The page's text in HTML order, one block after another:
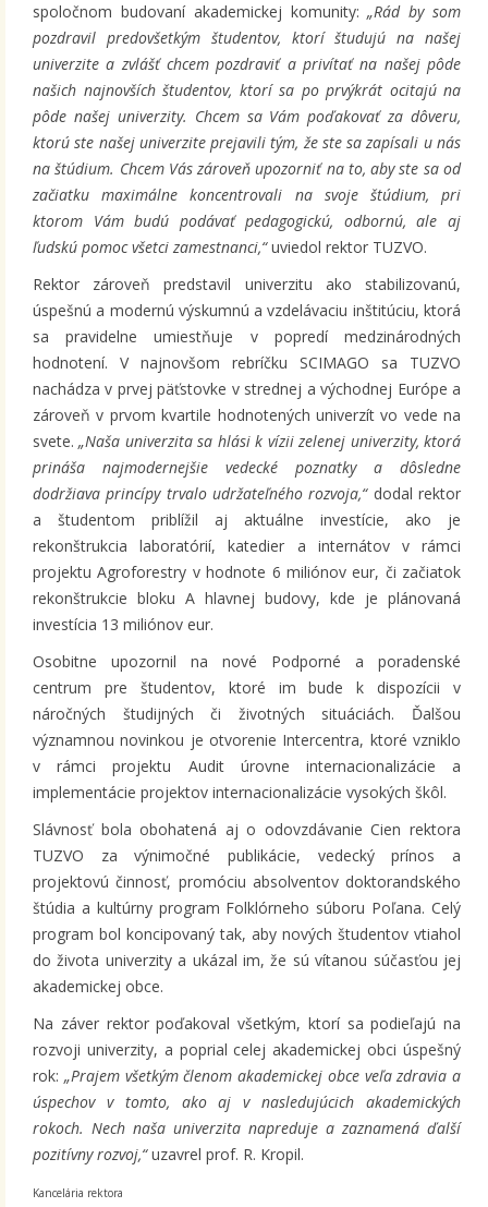
spoločnom budovaní akademickej komunity:„Rád by som
pozdravil predovšetkým študentov, ktorí študujú na našej
univerzite a zvlášť chcem pozdraviť a privítať na našej pôde
našich najnovších študentov, ktorí sa po prvýkrát ocitajú na
pôde našej univerzity. Chcem sa Vám poďakovať za dôveru,
ktorú ste našej univerzite prejavili tým, že ste sa zapísali u nás
na štúdium. Chcem Vás zároveň upozorniť na to, aby ste sa od
začiatku maximálne koncentrovali na svoje štúdium, pri
ktorom Vám budú podávať pedagogickú, odbornú, ale aj
ľudskú pomoc všetci zamestnanci,“uviedol rektor TUZVO.
Rektor zároveň predstavil univerzitu ako stabilizovanú,
úspešnú a modernú výskumnú a vzdelávaciu inštitúciu, ktorá
sa pravidelne umiestňuje v popredí medzinárodných
hodnotení. V najnovšom rebríčku SCIMAGO sa TUZVO
nachádza v prvej päťstovke v strednej a východnej Európe a
zároveň v prvom kvartile hodnotených univerzít vo vede na
svete.„Naša univerzita sa hlási k vízii zelenej univerzity, ktorá
prináša najmodernejšie vedecké poznatky a dôsledne
dodržiava princípy trvalo udržateľného rozvoja,“ dodal rektor
a študentom priblížil aj aktuálne investície, ako je
rekonštrukcia laboratórií, katedier a internátov v rámci
projektu Agroforestry v hodnote 6 miliónov eur, či začiatok
rekonštrukcie bloku A hlavnej budovy, kde je plánovaná
investícia 13 miliónov eur.
Osobitne upozornil na nové Podporné a poradenské
centrum pre študentov, ktoré im bude k dispozícii v
náročných študijných či životných situáciách. Ďalšou
významnou novinkou je otvorenie Intercentra, ktoré vzniklo
v rámci projektu Audit úrovne internacionalizácie a
implementácie projektov internacionalizácie vysokých škôl.
Slávnosť bola obohatená aj o odovzdávanie Cien rektora
TUZVO za výnimočné publikácie, vedecký prínos a
projektovú činnosť, promóciu absolventov doktorandského
štúdia a kultúrny program Folklórneho súboru Poľana. Celý
program bol koncipovaný tak, aby nových študentov vtiahol
do života univerzity a ukázal im, že sú vítanou súčasťou jej
akademickej obce.
Na záver rektor poďakoval všetkým, ktorí sa podieľajú na
rozvoji univerzity, a poprial celej akademickej obci úspešný
rok: „Prajem všetkým členom akademickej obce veľa zdravia a
úspechov v tomto, ako aj v nasledujúcich akademických
rokoch. Nech naša univerzita napreduje a zaznamená ďalší
pozitívny rozvoj,“uzavrel prof. R. Kropil.
Kancelária rektora